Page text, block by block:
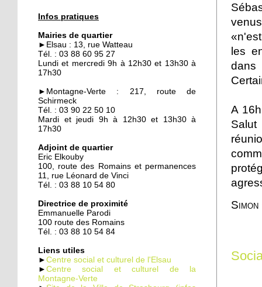
23 septembre 2014
Quand les employeurs
viennent chercher les
chômeurs
23 septembre 2014
Un demi-siècle à l'Elsau
22 septembre 2014
Familles rurales veut
casser l'isolement des
seniors
Maison d'arrêt : les
parloirs sauvages
empoisonnent la vie des
19 septembre 2014
La nounou des HLM
Infos pratiques
Mairies de quartier
►Elsau : 13, rue Watteau
Tél. : 03 88 60 95 27
Lundi et mercredi 9h à 12h30 et 13h30 à
17h30
►Montagne-Verte : 217, route de
Schirmeck
Tél. : 03 90 22 50 10
Mardi et jeudi 9h à 12h30 et 13h30 à
17h30
Adjoint de quartier
Eric Elkouby
100, route des Romains et permanences
11, rue Léonard de Vinci
Tél. : 03 88 10 54 80
Directrice de proximité
Emmanuelle Parodi
100 route des Romains
Tél. : 03 88 10 54 84
Liens utiles
► Centre social et culturel de l'Elsau
► Centre social et culturel de la
Montagne-Verte
les
dans
A
Salut